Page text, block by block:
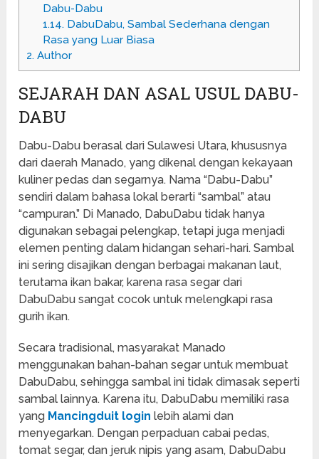
Dabu-Dabu
1.14.DabuDabu, Sambal Sederhana dengan
Rasa yang Luar Biasa
2. Author
SEJARAH DAN ASAL USUL DABU-
DABU
Dabu-Dabu berasal dari Sulawesi Utara, khususnya
dari daerah Manado, yang dikenal dengan kekayaan
kuliner pedas dan segarnya. Nama “Dabu-Dabu”
sendiri dalam bahasa lokal berarti “sambal” atau
“campuran.” Di Manado, DabuDabu tidak hanya
digunakan sebagai pelengkap, tetapi juga menjadi
elemen penting dalam hidangan sehari-hari. Sambal
ini sering disajikan dengan berbagai makanan laut,
terutama ikan bakar, karena rasa segar dari
DabuDabu sangat cocok untuk melengkapi rasa
gurih ikan.
Secara tradisional, masyarakat Manado
menggunakan bahan-bahan segar untuk membuat
DabuDabu, sehingga sambal ini tidak dimasak seperti
sambal lainnya. Karena itu, DabuDabu memiliki rasa
yang Mancingduit login lebih alami dan
menyegarkan. Dengan perpaduan cabai pedas,
tomat segar, dan jeruk nipis yang asam, DabuDabu